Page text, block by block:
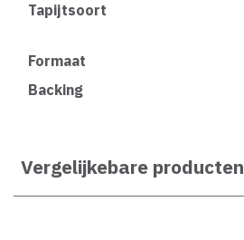
Tapijtsoort
Formaat
Backing
Vergelijkebare producten